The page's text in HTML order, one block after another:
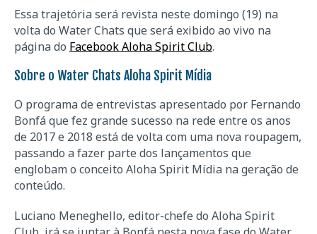
Essa trajetória será revista neste domingo (19) na
volta do Water Chats que será exibido ao vivo na
página do Facebook Aloha Spirit Club.
Sobre o Water Chats Aloha Spirit Mídia
O programa de entrevistas apresentado por Fernando
Bonfá que fez grande sucesso na rede entre os anos
de 2017 e 2018 está de volta com uma nova roupagem,
passando a fazer parte dos lançamentos que
englobam o conceito Aloha Spirit Mídia na geração de
conteúdo.
Luciano Meneghello, editor-chefe do Aloha Spirit